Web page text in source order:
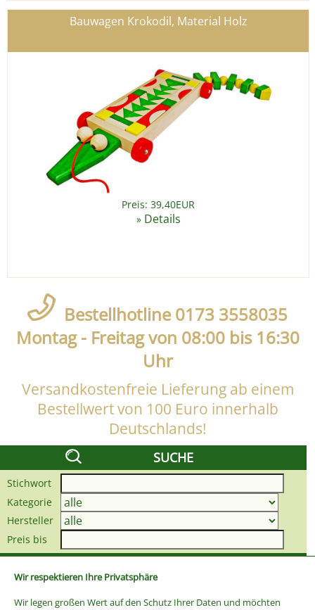
Wir respektieren Ihre Privatsphäre
Wir legen großen Wert auf den Schutz Ihrer Daten und möchten
Bauwagen Krokodil, Material Holz
Preis: 39,40EUR
» Details
Bestellhotline 0173 3558035
Montag - Freitag von 08:00 bis 16:30
Uhr
Versandkostenfreie Lieferung ab einem
Bestellwert von 100 Euro innerhalb
Deutschlands!
SUCHE
Stichwort
Kategorie
Hersteller
Preis bis